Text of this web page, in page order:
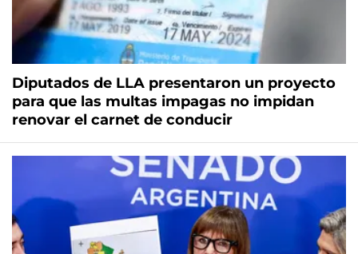
Diputados de LLA presentaron un proyecto
para que las multas impagas no impidan
renovar el carnet de conducir